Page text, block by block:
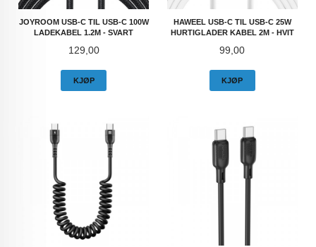
JOYROOM USB-C TIL USB-C 100W
LADEKABEL 1.2M - SVART
Pris
129,00
KJØP
HAWEEL USB-C TIL USB-C 25W
HURTIGLADER KABEL 2M - HVIT
Pris
99,00
KJØP